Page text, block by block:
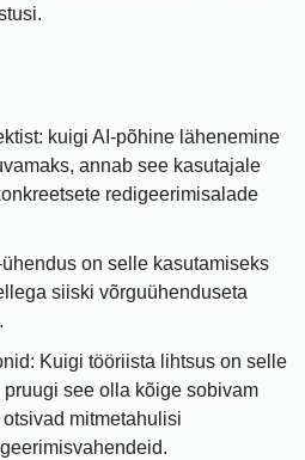
kuigi AI-põhine lähenemine
annab see kasutajale
redigeerimisalade
on selle kasutamiseks
siiski võrguühenduseta
Kuigi tööriista lihtsus on selle
see olla kõige sobivam
mitmetahulisi